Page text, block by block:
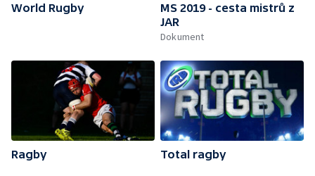
World Rugby
MS 2019 - cesta mistrů z
JAR
Dokument
Ragby Total ragby